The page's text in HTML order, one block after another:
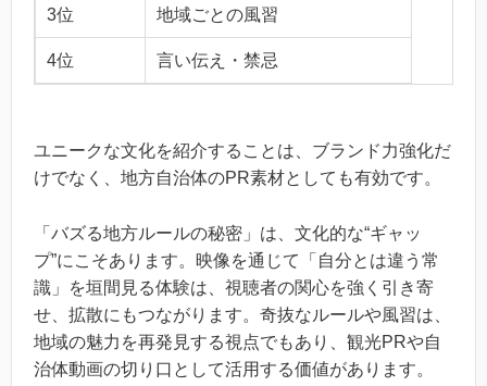
3位 地域ごとの風習
4位 言い伝え・禁忌
ユニークな文化を紹介することは、ブランド力強化だ
けでなく、地方自治体のPR素材としても有効です。
「バズる地方ルールの秘密」は、文化的な“ギャッ
プ”にこそあります。映像を通じて「自分とは違う常
識」を垣間見る体験は、視聴者の関心を強く引き寄
せ、拡散にもつながります。奇抜なルールや風習は、
地域の魅力を再発見する視点でもあり、観光PRや自
治体動画の切り口として活用する価値があります。